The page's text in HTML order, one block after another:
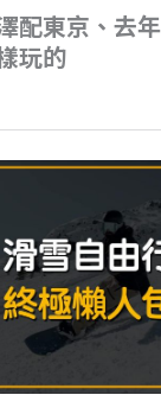
配東京、去
玩的